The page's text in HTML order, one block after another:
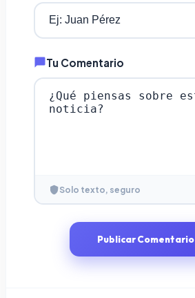
Tu Comentario
Solo texto, seguro
Publicar Comentario